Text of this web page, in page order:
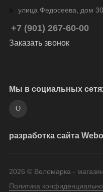
улица Федосеева, дом 30
+7 (901) 267-60-00
Заказать звонок
Мы в социальных
разработка сайта
2026 © Веломарка -
Политика